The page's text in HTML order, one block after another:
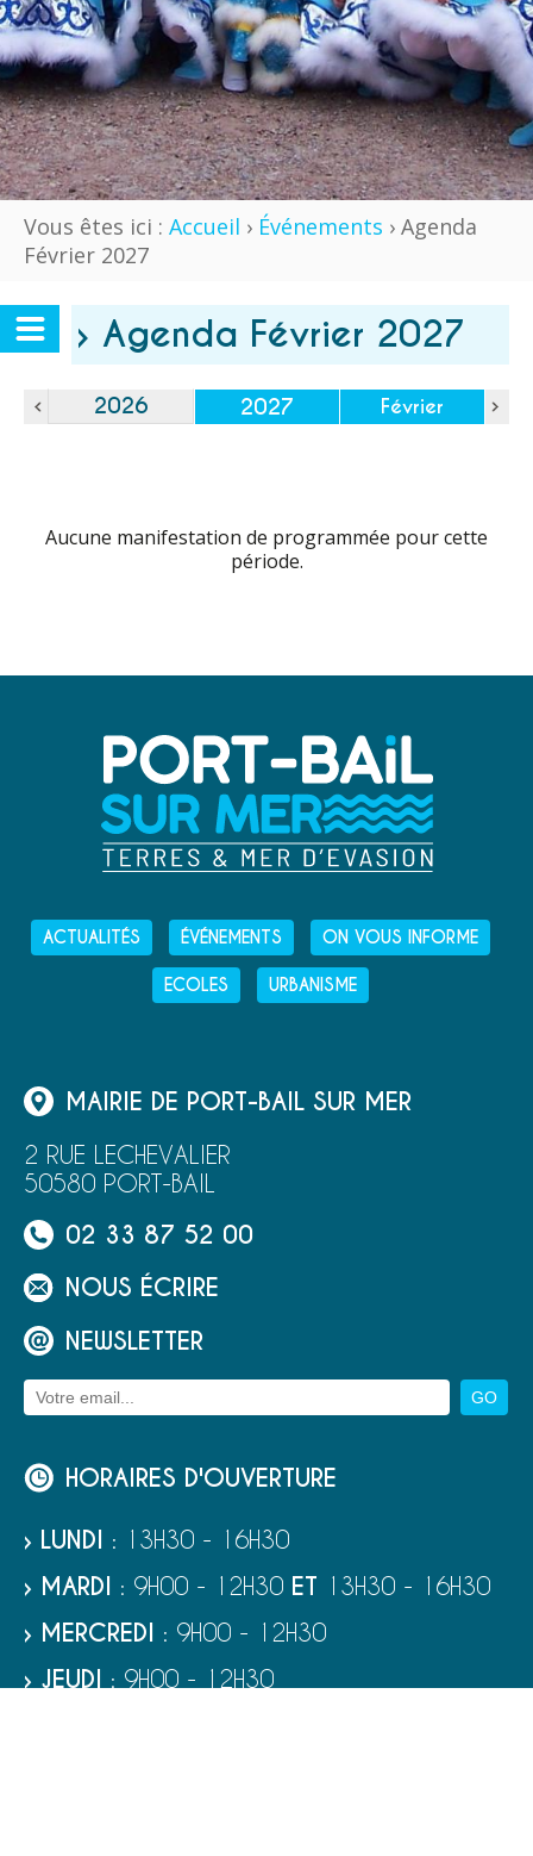
Vous êtes ici : Accueil › Événements › Agenda
Février 2027
› Agenda Février 2027
2026 2027 Février
Aucune manifestation de programmée pour cette
période.
ACTUALITÉS ÉVÉNEMENTS ON VOUS INFORME
ECOLES URBANISME
MAIRIE DE PORT-BAIL SUR MER
2 RUE LECHEVALIER
50580 PORT-BAIL
02 33 87 52 00
NOUS ÉCRIRE
NEWSLETTER
HORAIRES D'OUVERTURE
› LUNDI : 13H30 - 16H30
› MARDI : 9H00 - 12H30 ET 13H30 - 16H30
› MERCREDI : 9H00 - 12H30
› JEUDI : 9H00 - 12H30